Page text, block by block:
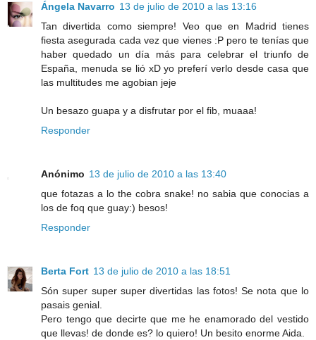
Ángela Navarro 13 de julio de 2010 a las 13:16
Tan divertida como siempre! Veo que en Madrid tienes
fiesta asegurada cada vez que vienes :P pero te tenías que
haber quedado un día más para celebrar el triunfo de
España, menuda se lió xD yo preferí verlo desde casa que
las multitudes me agobian jeje
Un besazo guapa y a disfrutar por el fib, muaaa!
Responder
Anónimo 13 de julio de 2010 a las 13:40
que fotazas a lo the cobra snake! no sabia que conocias a
los de foq que guay:) besos!
Responder
Berta Fort 13 de julio de 2010 a las 18:51
Són super super super divertidas las fotos! Se nota que lo
pasais genial.
Pero tengo que decirte que me he enamorado del vestido
que llevas! de donde es? lo quiero! Un besito enorme Aida.